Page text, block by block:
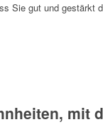
Sie gut und gestärkt
mit